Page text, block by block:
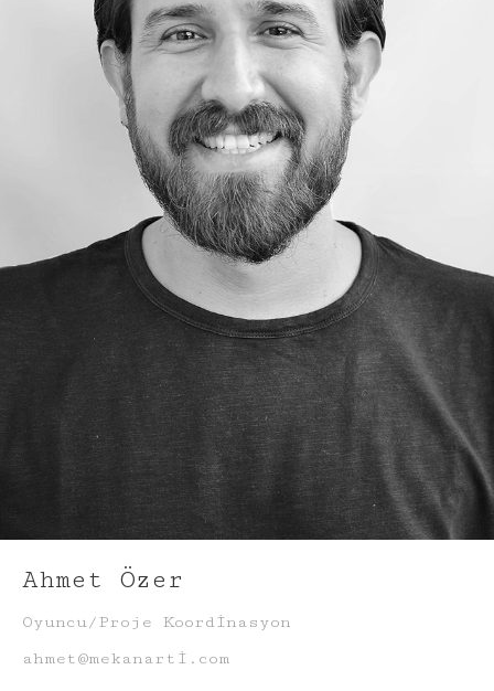
Ahmet Özer
Oyuncu/Proje Koordinasyon
ahmet@mekanarti.com